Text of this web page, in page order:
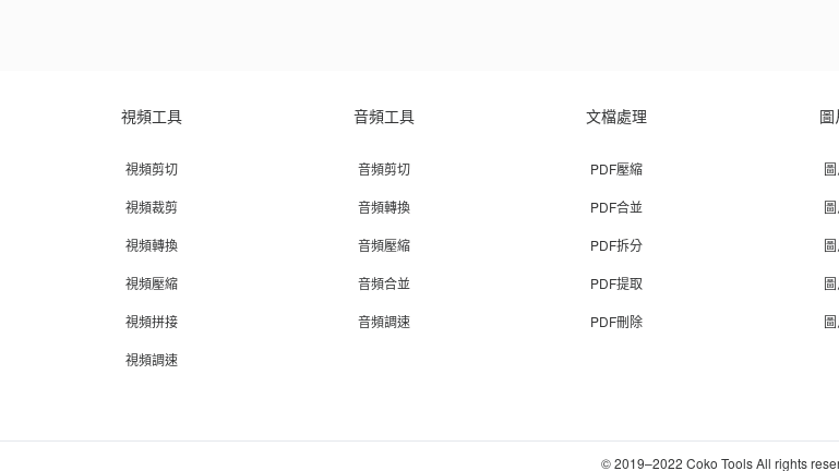
視頻工具
視頻剪切
視頻裁剪
視頻轉換
視頻壓縮
視頻拼接
視頻調速
音頻工具
音頻剪切
音頻轉換
音頻壓縮
音頻合並
音頻調速
文檔處理
PDF壓縮
PDF合並
PDF拆分
PDF提取
PDF刪除
© 2019–2022 Coko Tools All rights